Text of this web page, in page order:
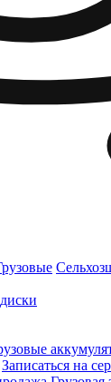
Записаться на